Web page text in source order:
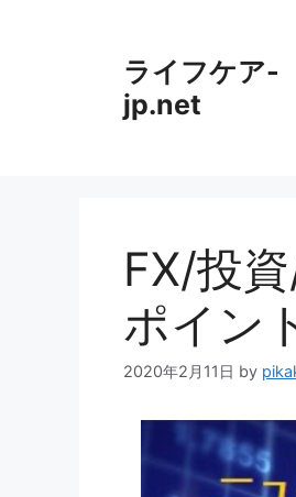
ライフケア-
jp.net
FX/投
ポイン
2020年2月11日 by